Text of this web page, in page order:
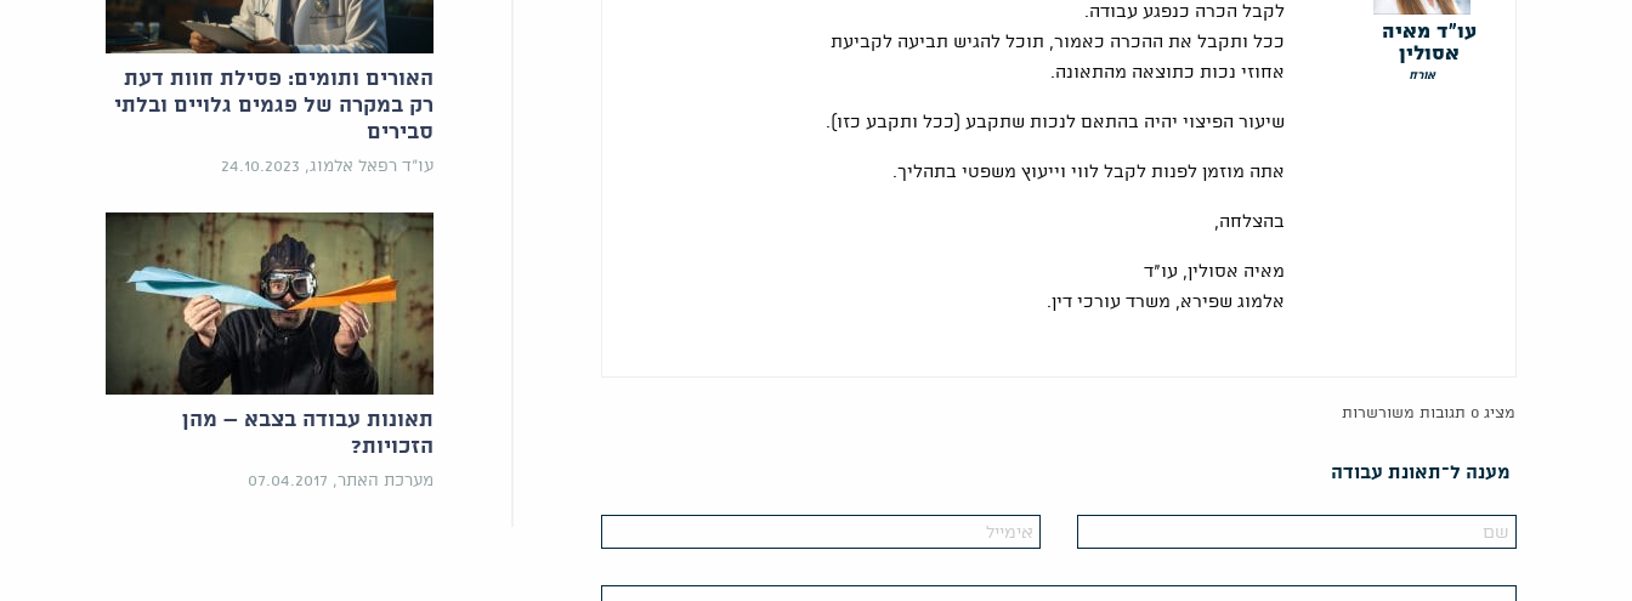
עו"ד מאיה
אסולין
אורח
לקבל הכרה כנפגע עבודה.
ככל ותקבל את ההכרה כאמור, תוכל להגיש תביעה לקביעת
אחוזי נכות כתוצאה מהתאונה.
שיעור הפיצוי יהיה בהתאם לנכות שתקבע (ככל ותקבע כזו).
אתה מוזמן לפנות לקבל לווי וייעוץ משפטי בתהליך.
בהצלחה,
מאיה אסולין, עו"ד
אלמוג שפירא, משרד עורכי דין.
מציג 0 תגובות משורשרות
מענה ל־תאונת עבודה
האורים ותומים: פסילת חוות דעת
רק במקרה של פגמים גלויים ובלתי
סבירים
עו"ד רפאל אלמוג, 24.10.2023
תאונות עבודה בצבא – מהן
הזכויות?
מערכת האתר, 07.04.2017